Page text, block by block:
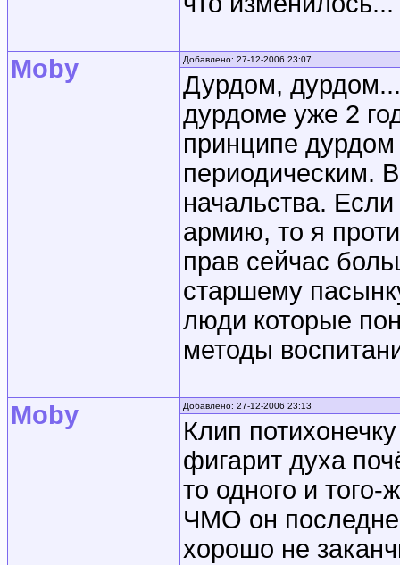
Moby Добавлено: 27-12-2006 23:07
Дурдом,
дурдоме уже 2
принципе
периодическим.
начальства.
армию, то я
прав сейчас
старшему
люди которые
методы
Moby Добавлено: 27-12-2006 23:13
Клип
фигарит духа
то одного и того-
ЧМО он
хорошо не